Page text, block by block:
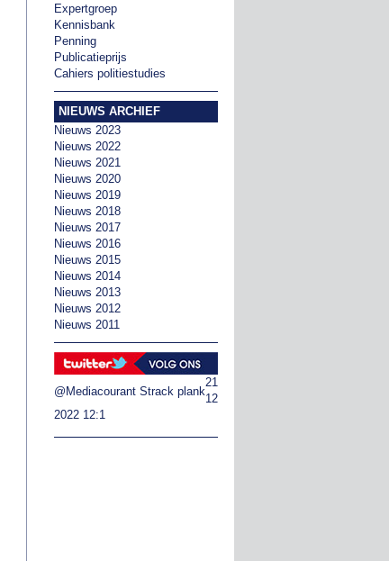
Expertgroep
Kennisbank
Penning
Publicatieprijs
Cahiers politiestudies
NIEUWS ARCHIEF
Nieuws 2023
Nieuws 2022
Nieuws 2021
Nieuws 2020
Nieuws 2019
Nieuws 2018
Nieuws 2017
Nieuws 2016
Nieuws 2015
Nieuws 2014
Nieuws 2013
Nieuws 2012
Nieuws 2011
@Mediacourant Strack plank
21
12
2022 12:1